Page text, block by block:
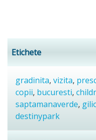
Etichete
gradinita, vizita,
copii, bucuresti,
saptamanaverde,
destinypark